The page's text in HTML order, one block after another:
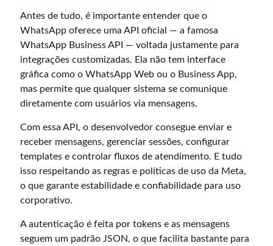
Antes de tudo, é importante entender que o
WhatsApp oferece uma API oficial — a famosa
WhatsApp Business API — voltada justamente para
integrações customizadas. Ela não tem interface
gráfica como o WhatsApp Web ou o Business App,
mas permite que qualquer sistema se comunique
diretamente com usuários via mensagens.
Com essa API, o desenvolvedor consegue enviar e
receber mensagens, gerenciar sessões, configurar
templates e controlar fluxos de atendimento. E tudo
isso respeitando as regras e políticas de uso da Meta,
o que garante estabilidade e confiabilidade para uso
corporativo.
A autenticação é feita por tokens e as mensagens
seguem um padrão JSON, o que facilita bastante para